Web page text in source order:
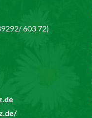
603 72)